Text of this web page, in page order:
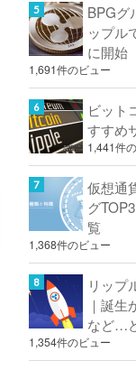
BPGグ
ップル
に開始
1,691件のビュー
ビット
すすめ
1,441件
仮想通
グ
覧
1,368件のビュー
リップ
｜誕
など…
1,354件のビュー